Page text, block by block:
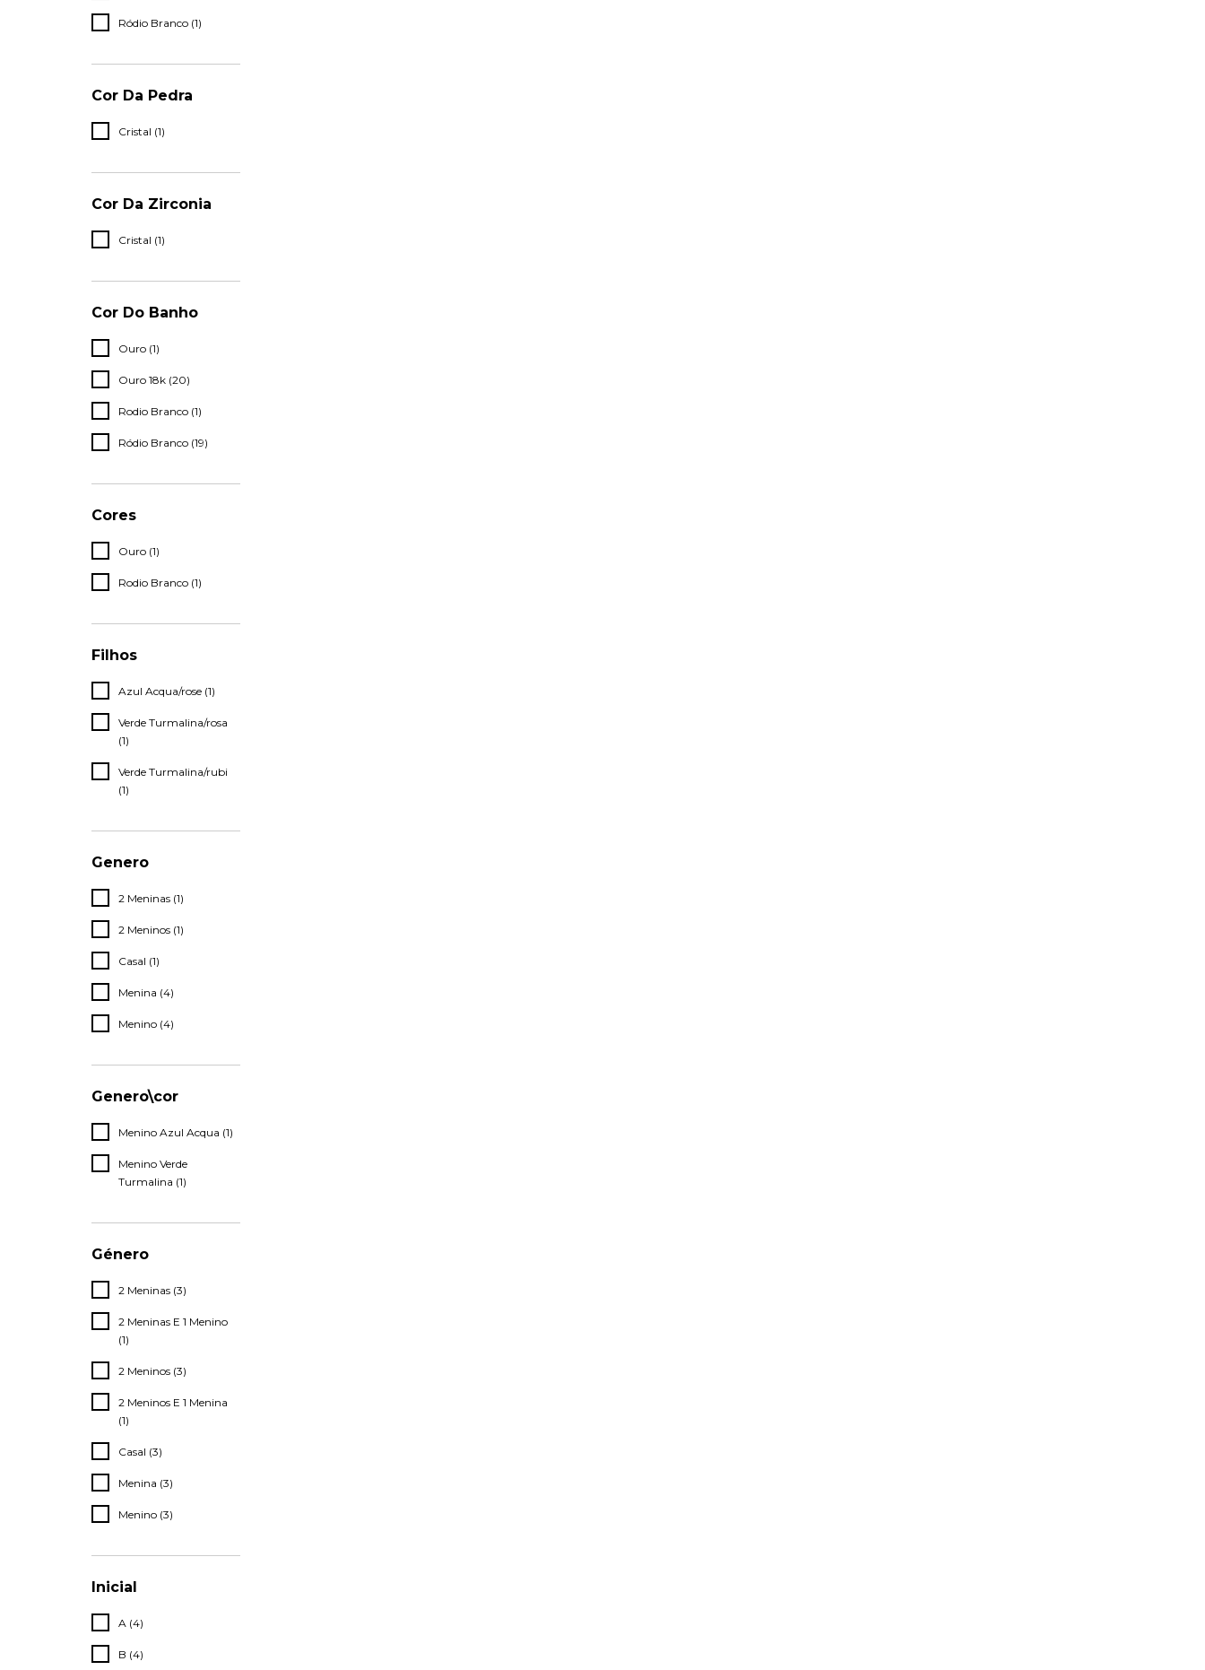
Ródio Branco (1)
Cor Da Pedra
Cristal (1)
Cor Da Zirconia
Cristal (1)
Cor Do Banho
Ouro (1)
Ouro 18k (20)
Rodio Branco (1)
Ródio Branco (19)
Cores
Ouro (1)
Rodio Branco (1)
Filhos
Azul Acqua/rose (1)
Verde Turmalina/rosa
(1)
Verde Turmalina/rubi
(1)
Genero
2 Meninas (1)
2 Meninos (1)
Casal (1)
Menina (4)
Menino (4)
Genero\cor
Menino Azul Acqua (1)
Menino Verde
Turmalina (1)
Género
2 Meninas (3)
2 Meninas E 1 Menino
(1)
2 Meninos (3)
2 Meninos E 1 Menina
(1)
Casal (3)
Menina (3)
Menino (3)
Inicial
A (4)
B (4)